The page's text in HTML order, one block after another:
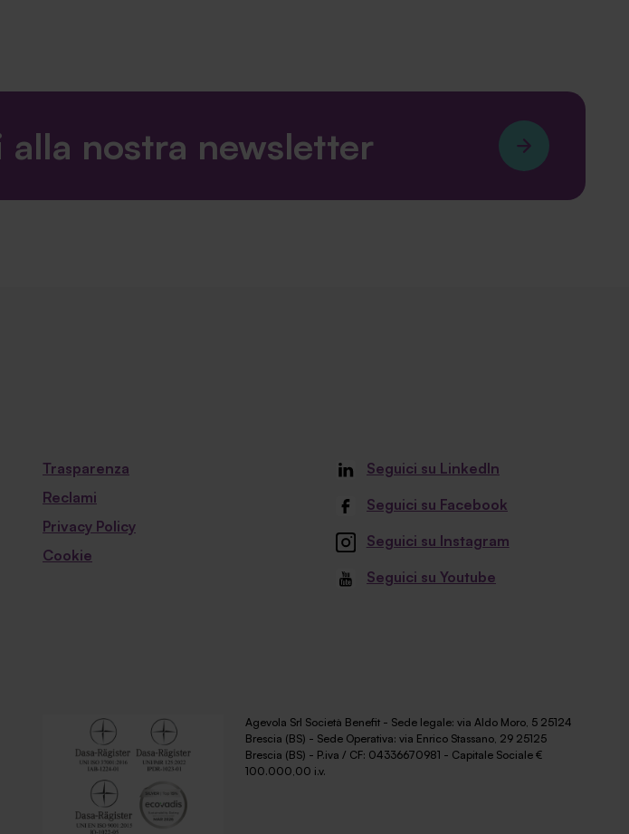
alla nostra newsletter
Trasparenza
Reclami
Privacy Policy
Cookie
Seguici su LinkedIn
Seguici su Facebook
Seguici su Instagram
Seguici su Youtube
Agevola Srl Società Benefit - Sede legale: via Aldo Moro, 5 25124
Brescia (BS) - Sede Operativa: via Enrico Stassano, 29 25125
Brescia (BS) - P.iva / CF: 04336670981 - Capitale Sociale €
100.000,00 i.v.